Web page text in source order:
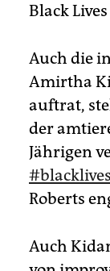
Black
Auch die
Amirtha
auftrat,
der
Jährigen
Roberts
Auch